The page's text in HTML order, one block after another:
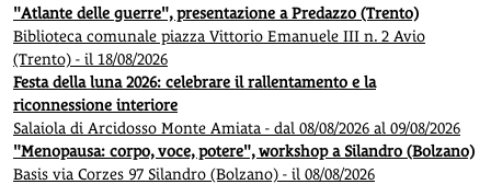
"Atlante delle guerre", presentazione a Predazzo (Trento)
Biblioteca comunale piazza Vittorio Emanuele III n. 2 Avio
(Trento) - il 18/08/2026
Festa della luna 2026: celebrare il rallentamento e la
riconnessione interiore
Salaiola di Arcidosso Monte Amiata - dal 08/08/2026 al 09/08/2026
"Menopausa: corpo, voce, potere", workshop a Silandro (Bolzano)
Basis via Corzes 97 Silandro (Bolzano) - il 08/08/2026